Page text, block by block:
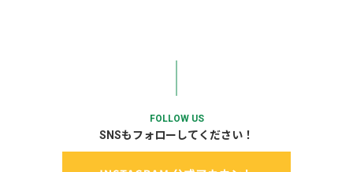
FOLLOW US
SNSもフォローしてください！